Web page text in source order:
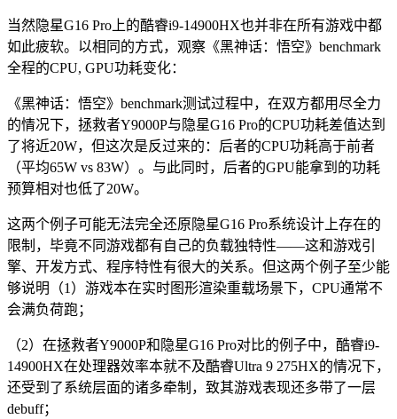
当然隐星G16 Pro上的酷睿i9-14900HX也并非在所有游戏中都
如此疲软。以相同的方式，观察《黑神话：悟空》benchmark
全程的CPU, GPU功耗变化：
《黑神话：悟空》benchmark测试过程中，在双方都用尽全力
的情况下，拯救者Y9000P与隐星G16 Pro的CPU功耗差值达到
了将近20W，但这次是反过来的：后者的CPU功耗高于前者
（平均65W vs 83W）。与此同时，后者的GPU能拿到的功耗
预算相对也低了20W。
这两个例子可能无法完全还原隐星G16 Pro系统设计上存在的
限制，毕竟不同游戏都有自己的负载独特性——这和游戏引
擎、开发方式、程序特性有很大的关系。但这两个例子至少能
够说明（1）游戏本在实时图形渲染重载场景下，CPU通常不
会满负荷跑；
（2）在拯救者Y9000P和隐星G16 Pro对比的例子中，酷睿i9-
14900HX在处理器效率本就不及酷睿Ultra 9 275HX的情况下，
还受到了系统层面的诸多牵制，致其游戏表现还多带了一层
debuff；